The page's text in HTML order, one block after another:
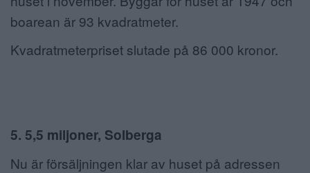
boarean är 93 kvadratmeter.
Kvadratmeterpriset slutade på 86 000 kronor.
5. 5,5 miljoner, Solberga
Nu är försäljningen klar av huset på adressen